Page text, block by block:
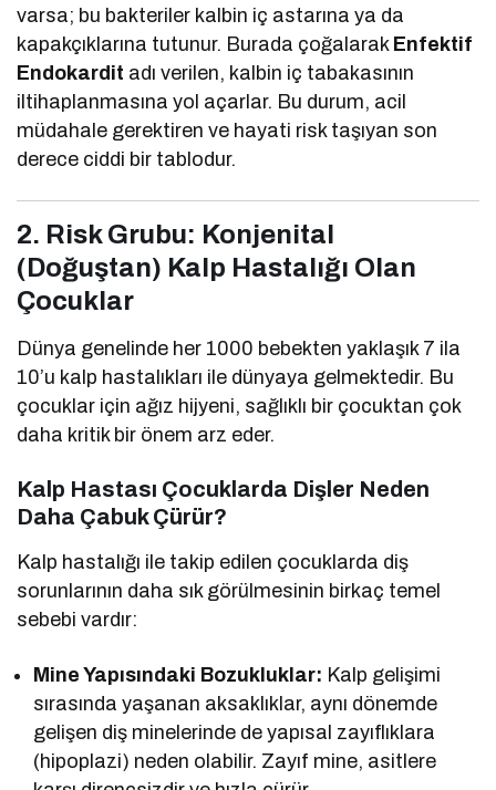
varsa; bu bakteriler kalbin iç astarına ya da
kapakçıklarına tutunur. Burada çoğalarak Enfektif
Endokardit adı verilen, kalbin iç tabakasının
iltihaplanmasına yol açarlar. Bu durum, acil
müdahale gerektiren ve hayati risk taşıyan son
derece ciddi bir tablodur.
2. Risk Grubu: Konjenital
(Doğuştan) Kalp Hastalığı Olan
Çocuklar
Dünya genelinde her 1000 bebekten yaklaşık 7 ila
10’u kalp hastalıkları ile dünyaya gelmektedir. Bu
çocuklar için ağız hijyeni, sağlıklı bir çocuktan çok
daha kritik bir önem arz eder.
Kalp Hastası Çocuklarda Dişler Neden
Daha Çabuk Çürür?
Kalp hastalığı ile takip edilen çocuklarda diş
sorunlarının daha sık görülmesinin birkaç temel
sebebi vardır:
Mine Yapısındaki Bozukluklar: Kalp gelişimi
sırasında yaşanan aksaklıklar, aynı dönemde
gelişen diş minelerinde de yapısal zayıflıklara
(hipoplazi) neden olabilir. Zayıf mine, asitlere